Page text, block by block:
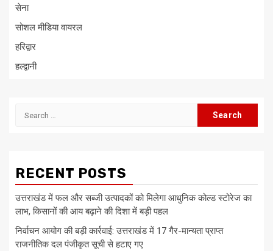
सेना
सोशल मीडिया वायरल
हरिद्वार
हल्द्वानी
Search
RECENT POSTS
उत्तराखंड में फल और सब्जी उत्पादकों को मिलेगा आधुनिक कोल्ड स्टोरेज का
लाभ, किसानों की आय बढ़ाने की दिशा में बड़ी पहल
निर्वाचन आयोग की बड़ी कार्रवाई: उत्तराखंड में 17 गैर-मान्यता प्राप्त
राजनीतिक दल पंजीकृत सूची से हटाए गए